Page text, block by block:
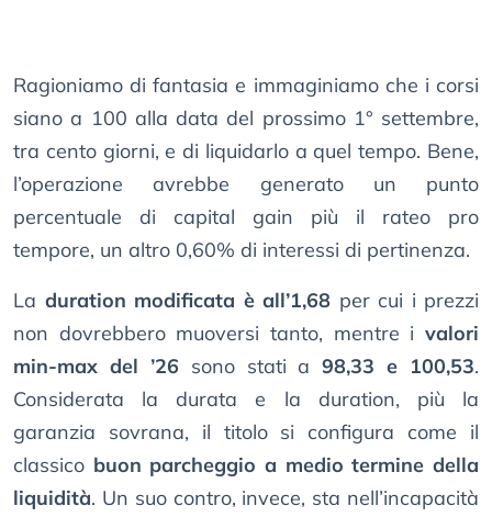
Ragioniamo di fantasia e immaginiamo che i corsi
siano a 100 alla data del prossimo 1° settembre,
tra cento giorni, e di liquidarlo a quel tempo. Bene,
l’operazione avrebbe generato un punto
percentuale di capital gain più il rateo pro
tempore, un altro 0,60% di interessi di pertinenza.
La duration modificata è all’1,68 per cui i prezzi
non dovrebbero muoversi tanto, mentre i valori
min-max del ’26 sono stati a98,33 e 100,53.
Considerata la durata e la duration, più la
garanzia sovrana, il titolo si configura come il
classico buon parcheggio a medio termine della
liquidità. Un suo contro, invece, sta nell’incapacità